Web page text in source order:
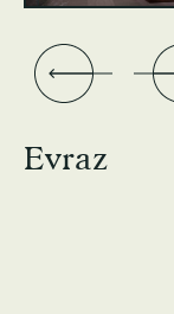
Evraz